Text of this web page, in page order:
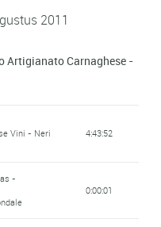
2011
Artigianato Carnaghese -
Vini - Neri 4:43:52
-
0:00:01